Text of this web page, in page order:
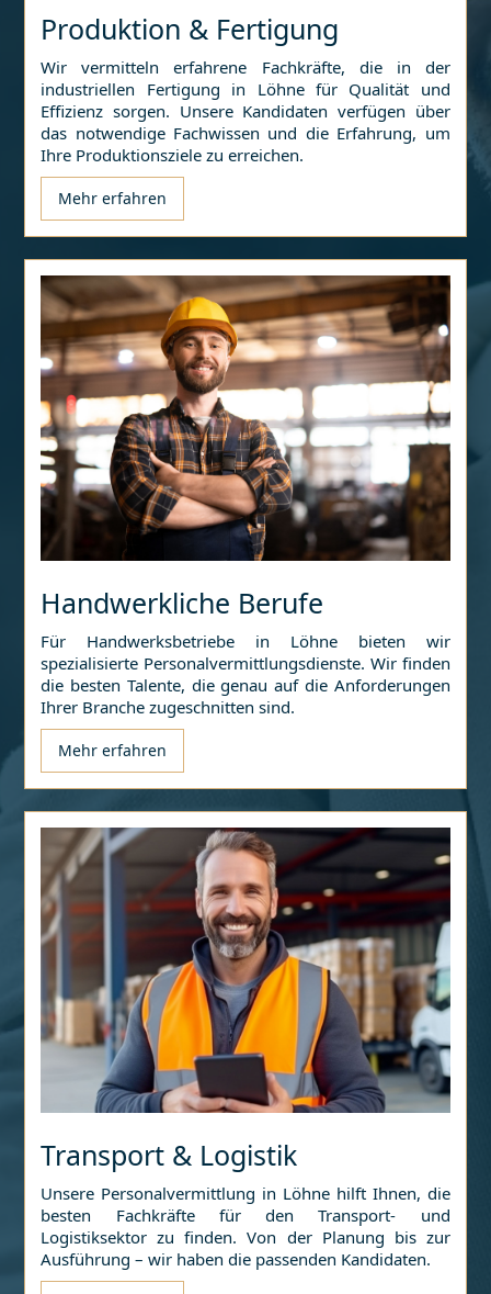
Produktion & Fertigung
Wir vermitteln erfahrene Fachkräfte, die in der
industriellen Fertigung in Löhnefür Qualität und
Effizienz sorgen. Unsere Kandidaten verfügen über
das notwendige Fachwissen und die Erfahrung, um
Ihre Produktionsziele zu erreichen.
Mehr erfahren
Handwerkliche Berufe
Für Handwerksbetriebe in Löhnebieten wir
spezialisierte Personalvermittlungsdienste. Wir finden
die besten Talente, die genau auf die Anforderungen
Ihrer Branche zugeschnitten sind.
Mehr erfahren
Transport & Logistik
Unsere Personalvermittlung in Löhne hilft Ihnen, die
besten Fachkräfte für den Transport- und
Logistiksektor zu finden. Von der Planung bis zur
Ausführung – wir haben die passenden Kandidaten.